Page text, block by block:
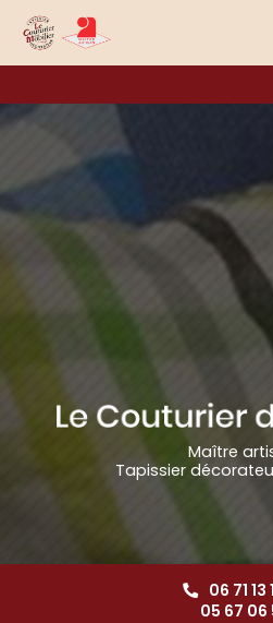
contenu
principal
Maître
Tapissier
06 71 13
05 67 06